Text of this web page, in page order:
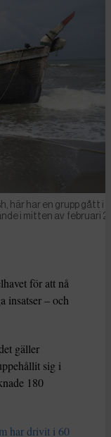
här har en grupp gått i
i mitten av februari
för att nå
insatser – och
gäller
sig i
180
har drivit i 60